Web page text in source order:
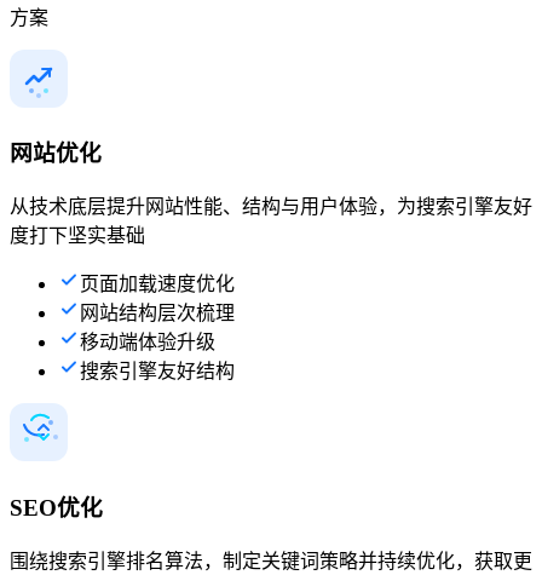
方案
网站优化
从技术底层提升网站性能、结构与用户体验，为搜索引擎友好
度打下坚实基础
页面加载速度优化
网站结构层次梳理
移动端体验升级
搜索引擎友好结构
SEO优化
围绕搜索引擎排名算法，制定关键词策略并持续优化，获取更